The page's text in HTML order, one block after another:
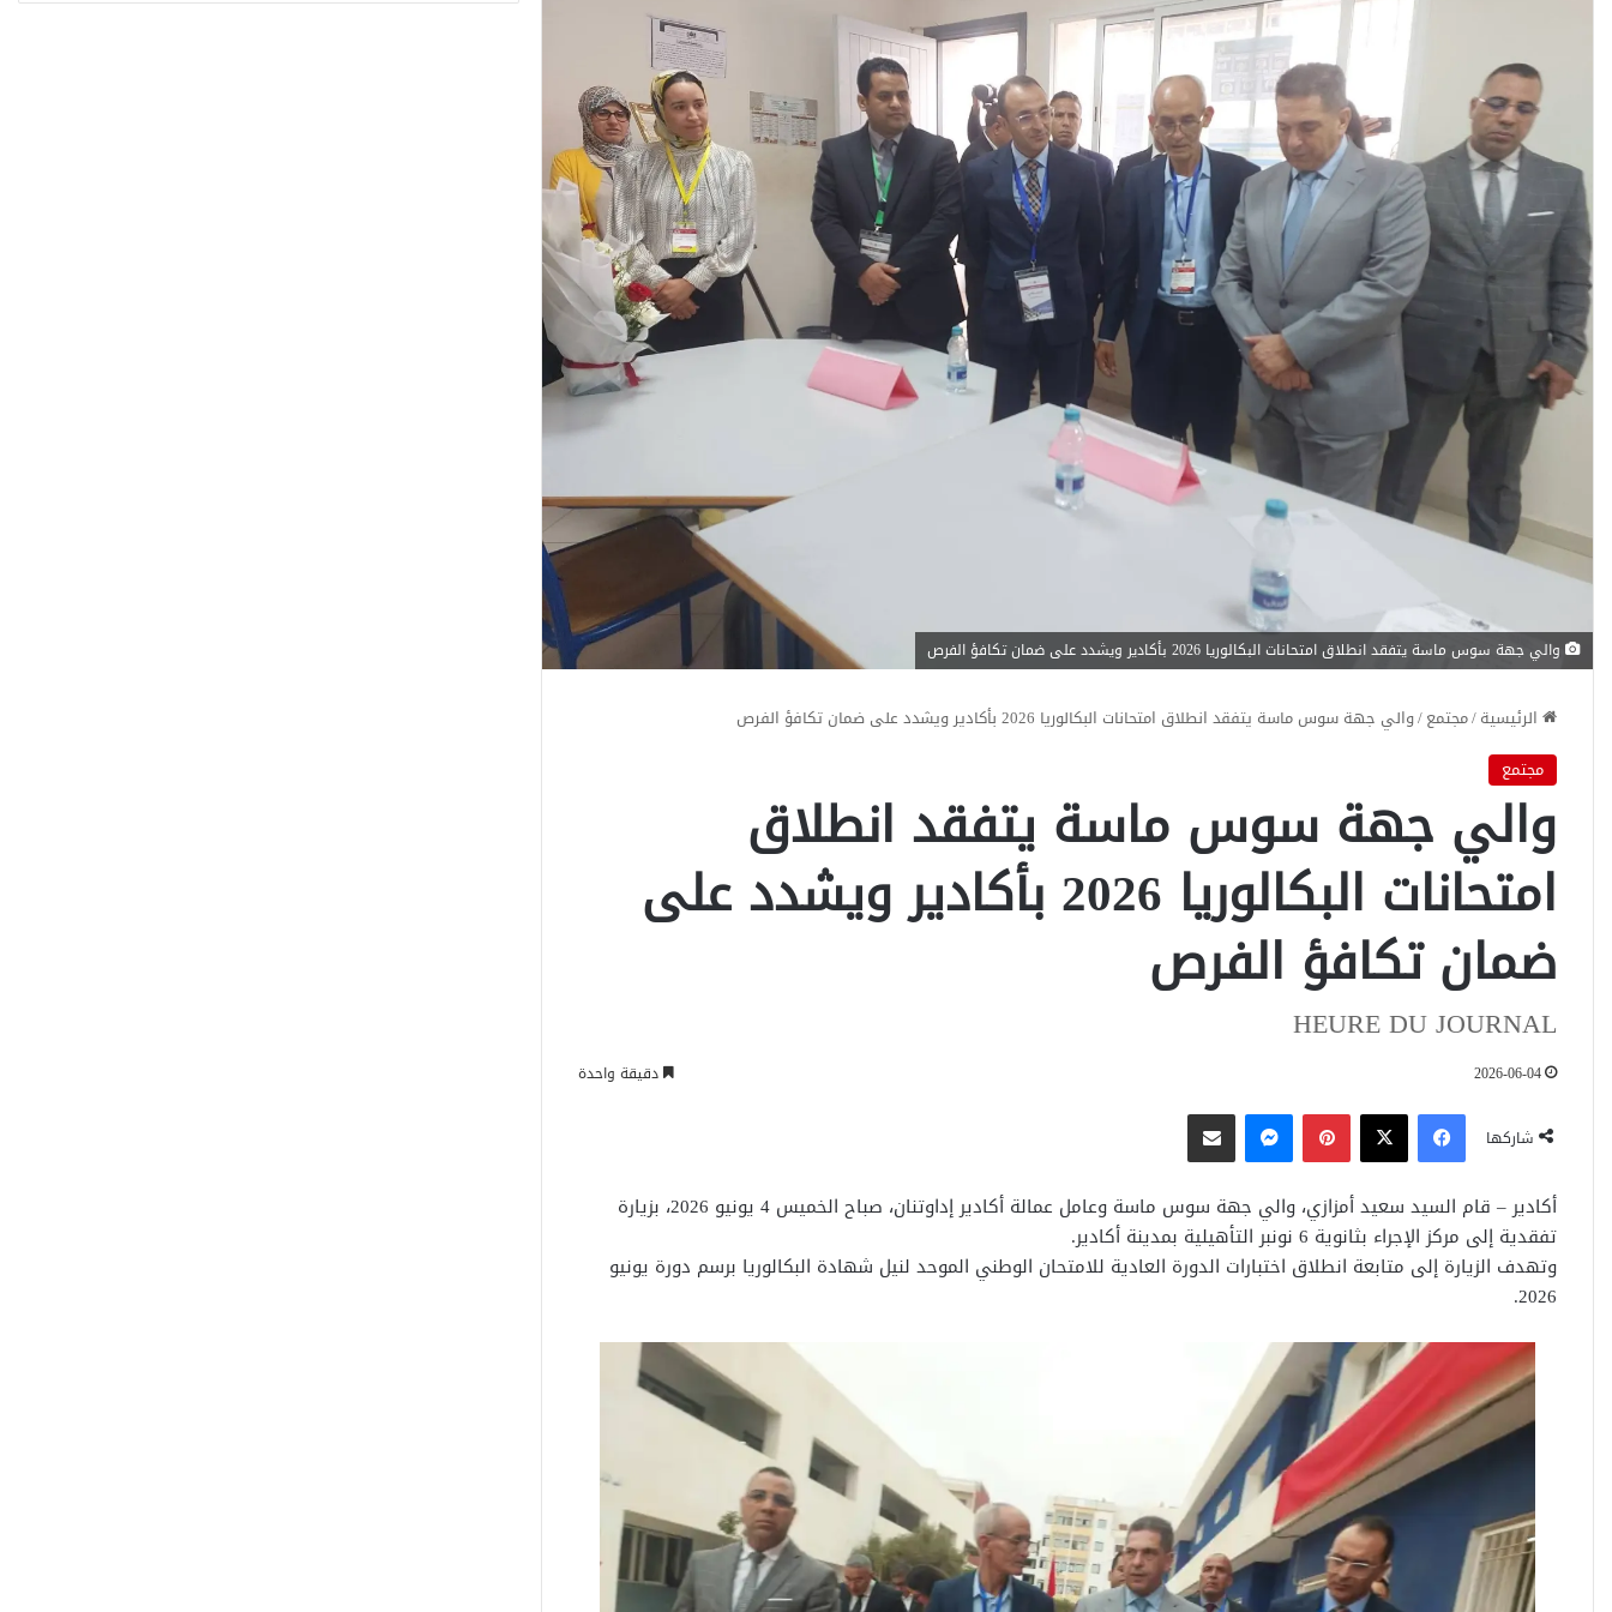
والي جهة سوس ماسة يتفقد انطلاق امتحانات البكالوريا 2026 بأكادير ويشدد على ضمان تكافؤ الفرص
الرئيسية/مجتمع/والي جهة سوس ماسة يتفقد انطلاق امتحانات البكالوريا 2026 بأكادير ويشدد على ضمان تكافؤ الفرص
مجتمع
والي جهة سوس ماسة يتفقد انطلاق
امتحانات البكالوريا 2026 بأكادير ويشدد على
ضمان تكافؤ الفرص
HEURE DU JOURNAL
2026-06-04 دقيقة واحدة
شاركها
فيسبوك ‫X بينتيريست
أكادير – قام السيد سعيد أمزازي، والي جهة سوس ماسة وعامل عمالة أكادير إداوتنان، صباح الخميس 4 يونيو 2026، بزيارة
تفقدية إلى مركز الإجراء بثانوية 6 نونبر التأهيلية بمدينة أكادير.
وتهدف الزيارة إلى متابعة انطلاق اختبارات الدورة العادية للامتحان الوطني الموحد لنيل شهادة البكالوريا برسم دورة يونيو
2026.